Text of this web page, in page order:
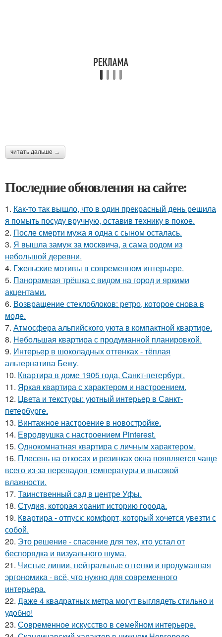
читать дальше →
Последние обновления на сайте:
1. Как-то так вышло, что в один прекрасный день решила
я помыть посуду вручную, оставив технику в покое.
2. После смерти мужа я одна с сыном осталась.
3. Я вышла замуж за москвича, а сама родом из
небольшой деревни.
4. Гжельские мотивы в современном интерьере.
5. Панорамная трёшка с видом на город и яркими
акцентами.
6. Возвращение стеклоблоков: ретро, которое снова в
моде.
7. Атмосфера альпийского уюта в компактной квартире.
8. Небольшая квартира с продуманной планировкой.
9. Интерьер в шоколадных оттенках - тёплая
альтернатива Бежу.
10. Квартира в доме 1905 года, Санкт-петербург.
11. Яркая квартира с характером и настроением.
12. Цвета и текстуры: уютный интерьер в Санкт-
петербурге.
13. Винтажное настроение в новостройке.
14. Евродвушка с настроением Pinterest.
15. Однокомнатная квартира с личным характером.
16. Плесень на откосах и резинках окна появляется чаще
всего из-за перепадов температуры и высокой
влажности.
17. Таинственный сад в центре Уфы.
18. Студия, которая хранит историю города.
19. Квартира - отпуск: комфорт, который хочется увезти с
собой.
20. Это решение - спасение для тех, кто устал от
беспорядка и визуального шума.
21. Чистые линии, нейтральные оттенки и продуманная
эргономика - всё, что нужно для современного
интерьера.
22. Даже 4 квадратных метра могут выглядеть стильно и
удобно!
23. Современное искусство в семейном интерьере.